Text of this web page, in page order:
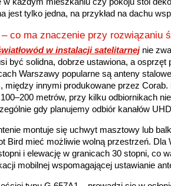
jest tylko jedna, na przykład na dachu
co ma znaczenie przy rozwiązaniu
w instalacji satelitarnejnie
być solidna, dobrze ustawiona, a osprzęt
Warszawy popularne są anteny
między innymi produkowane przez Corab.
metrów, przy kilku odbiornikach
gdy planujemy odbiór kanałów
montuje się uchwyt masztowy lub
Bird mieć możliwie wolną przestrzeń. Dla
i elewację w granicach 30 stopni, co
mobilnej wspomagającej ustawianie